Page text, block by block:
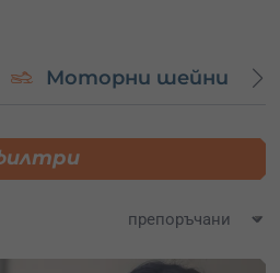
ни предложения за
в красотите на морето, ние
следващото си събитие или
Моторни шейни